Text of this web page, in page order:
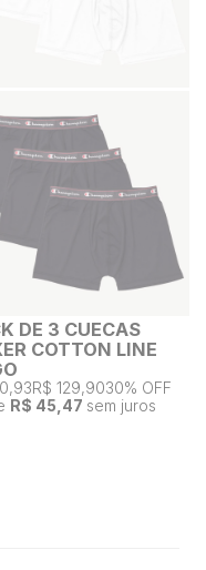
DE 3 CUECAS
COTTON LINE
R$ 129,9030% OFF
R$ 45,47 sem juros